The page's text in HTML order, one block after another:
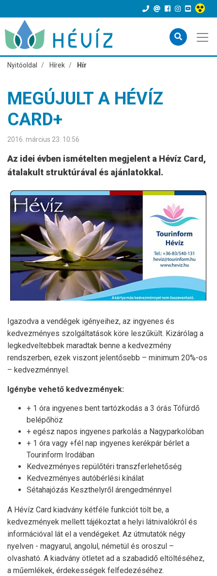
Nyitóoldal Hírek Hír
MEGÚJULT A HÉVÍZ
CARD+
2016. március 23. 10:56
Az idei évben ismételten megjelent a Hévíz Card,
átalakult struktúrával és ajánlatokkal.
Igazodva a vendégek igényeihez, az ingyenes és
kedvezményes szolgáltatások köre leszűkült. Kizárólag a
legkedveltebbek maradtak benne a kedvezmény
rendszerben, ezek viszont jelentősebb – minimum 20%-os
– kedvezménnyel.
Igénybe vehető kedvezmények:
+ 1 óra ingyenes bent tartózkodás a 3 órás Tófürdő
belépőhöz
+ egész napos ingyenes parkolás a Nagyparkolóban
+ 1 óra vagy +fél nap ingyenes kerékpár bérlet a
Tourinform Irodában
Kedvezményes repülőtéri transzferlehetőség
Kedvezményes autóbérlési kínálat
Sétahajózás Keszthelyről árengedménnyel
A Hévíz Card kiadvány kétféle funkciót tölt be, a
kedvezmények mellett tájékoztat a helyi látnivalókról és
információval lát el a vendégeket. Az útmutatók négy
nyelven - magyarul, angolul, németül és oroszul –
olvasható. A kiadvány ötletet ad a szabadidő eltöltéséhez,
a műemlékek, érdekességek felfedezéséhez.